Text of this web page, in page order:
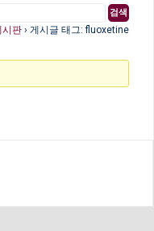
시판 › 게시글 태그: fluoxetine